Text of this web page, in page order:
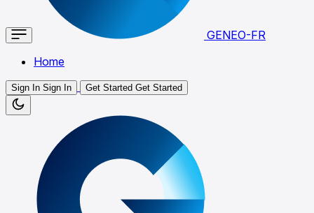
GENEO-FR
Home
Sign In Sign In Get Started Get Started